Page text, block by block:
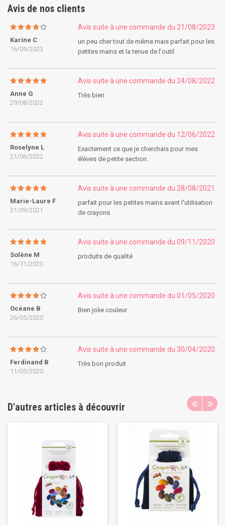
Avis de nos clients
Karine C
16/09/2023
Avis suite à une commande du 21/08/2023
un peu cher tout de même mais parfait pour les
petites mains et la tenue de l'outil
Anne G
29/08/2022
Avis suite à une commande du 24/08/2022
Très bien
Roselyne L
21/06/2022
Avis suite à une commande du 12/06/2022
Exactement ce que je cherchais pour mes
élèves de petite section.
Marie-Laure F
21/09/2021
Avis suite à une commande du 28/08/2021
parfait pour les petites mains avant l'utilisation
de crayons
Solène M
16/11/2020
Avis suite à une commande du 09/11/2020
produits de qualité
Océane B
26/05/2020
Avis suite à une commande du 01/05/2020
Bien jolie couleur
Ferdinand B
11/05/2020
Avis suite à une commande du 30/04/2020
Très bon produit
D'autres articles à découvrir